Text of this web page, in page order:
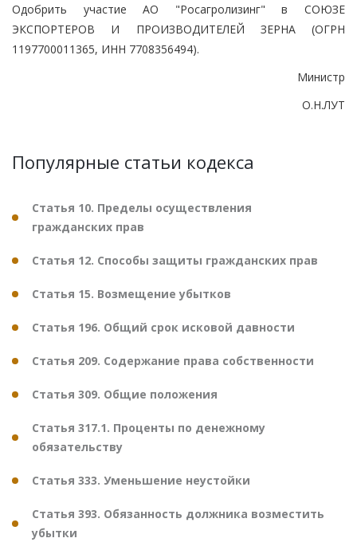
Одобрить участие АО "Росагролизинг" в СОЮЗЕ
ЭКСПОРТЕРОВ И ПРОИЗВОДИТЕЛЕЙ ЗЕРНА (ОГРН
1197700011365, ИНН 7708356494).
Министр
О.Н.ЛУТ
Популярные статьи кодекса
Статья 10. Пределы осуществления
гражданских прав
Статья 12. Способы защиты гражданских прав
Статья 15. Возмещение убытков
Статья 196. Общий срок исковой давности
Статья 209. Содержание права собственности
Статья 309. Общие положения
Статья 317.1. Проценты по денежному
обязательству
Статья 333. Уменьшение неустойки
Статья 393. Обязанность должника возместить
убытки